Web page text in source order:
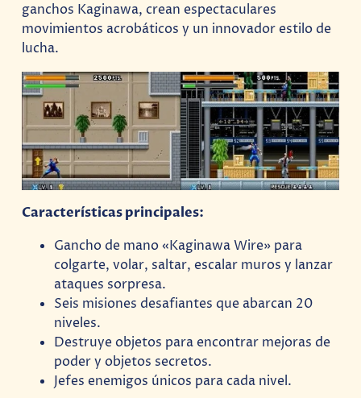
ganchos Kaginawa, crean espectaculares
movimientos acrobáticos y un innovador estilo de
lucha.
Características principales:
Gancho de mano «Kaginawa Wire» para
colgarte, volar, saltar, escalar muros y lanzar
ataques sorpresa.
Seis misiones desafiantes que abarcan 20
niveles.
Destruye objetos para encontrar mejoras de
poder y objetos secretos.
Jefes enemigos únicos para cada nivel.